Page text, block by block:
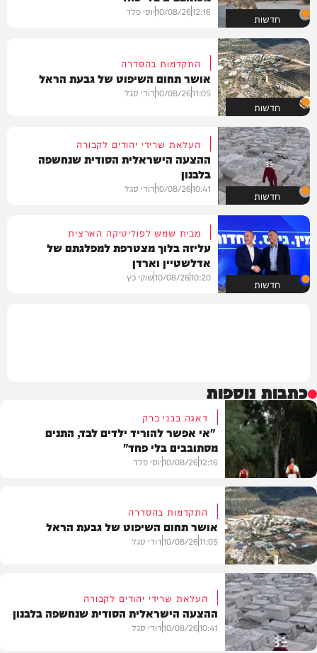
חדשות 12:16
10/08/26יוסי פלד
חדשות
התקדמות בהסדרה
אושר תחום השיפוט של גבעת הראל
11:05
10/08/26דודי סגל
חדשות
העלאת שרידי יהודים לקבורה
ההצעה הישראלית הסודית שנחשפה
בלבנון
10:41
10/08/26דודי סגל
חדשות
מבית שמש לפוליטיקה הארצית
עליזה בלוך מצטרפת למפלגתם של
אדלשטיין וארדן
10:20
10/08/26שוקי כץ
כתבות נוספות
חדשות
דאגה בבני ברק
"אי אפשר להוריד ילדים לבד, התנים
מסתובבים בלי פחד"
12:16
10/08/26יוסי פלד
חדשות
התקדמות בהסדרה
אושר תחום השיפוט של גבעת הראל
11:05
10/08/26דודי סגל
העלאת שרידי יהודים לקבורה
ההצעה הישראלית הסודית שנחשפה בלבנון
10:41
10/08/26דודי סגל